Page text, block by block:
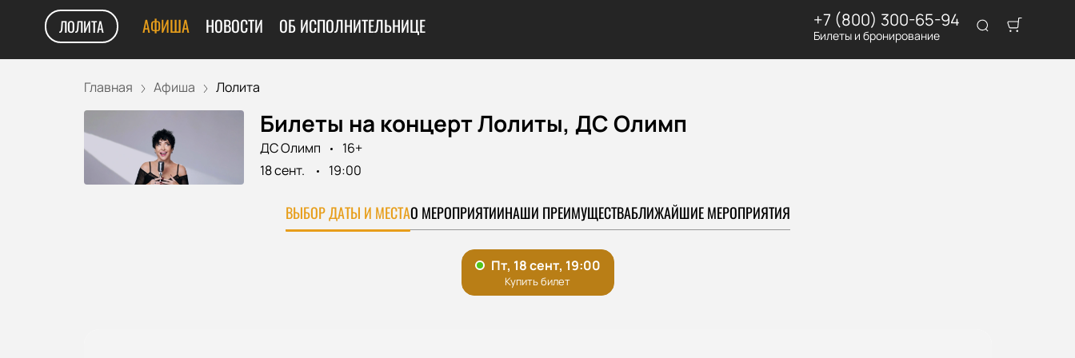
ЛОЛИТА АФИША НОВОСТИ ОБ ИСПОЛНИТЕЛЬНИЦЕ +7 (800) 300-65-94
Билеты и бронирование
Главная Афиша Лолита
Билеты на концерт Лолиты, ДС Олимп
ДС Олимп
16+
18 сент.
19:00
ВЫБОР ДАТЫ И МЕСТАО МЕРОПРИЯТИИНАШИ ПРЕИМУЩЕСТВАБЛИЖАЙШИЕ МЕРОПРИЯТИЯ